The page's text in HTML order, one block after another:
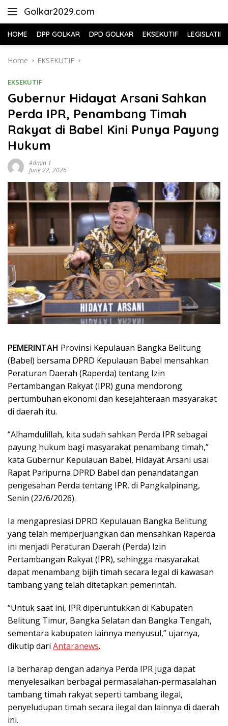
Golkar2029.com
HOME DPP GOLKAR DPD GOLKAR EKSEKUTIF LEGISLATIF
Home EKSEKUTIF
EKSEKUTIF
Gubernur Hidayat Arsani Sahkan
Perda IPR, Penambang Timah
Rakyat di Babel Kini Punya Payung
Hukum
Admin 1
June 22, 2026
PEMERINTAH Provinsi Kepulauan Bangka Belitung
(Babel) bersama DPRD Kepulauan Babel mensahkan
Peraturan Daerah (Raperda) tentang Izin
Pertambangan Rakyat (IPR) guna mendorong
pertumbuhan ekonomi dan kesejahteraan masyarakat
di daerah itu.
“Alhamdulillah, kita sudah sahkan Perda IPR sebagai
payung hukum bagi masyarakat penambang timah,”
kata Gubernur Kepulauan Babel, Hidayat Arsani usai
Rapat Paripurna DPRD Babel dan penandatangan
pengesahan Perda tentang IPR, di Pangkalpinang,
Senin (22/6/2026).
Ia mengapresiasi DPRD Kepulauan Bangka Belitung
yang telah memperjuangkan dan mensahkan Raperda
ini menjadi Peraturan Daerah (Perda) Izin
Pertambangan Rakyat (IPR), sehingga masyarakat
dapat menambang bijih timah secara legal di kawasan
tambang yang telah ditetapkan pemerintah.
“Untuk saat ini, IPR diperuntukkan di Kabupaten
Belitung Timur, Bangka Selatan dan Bangka Tengah,
sementara kabupaten lainnya menyusul,” ujarnya,
dikutip dari Antaranews.
Ia berharap dengan adanya Perda IPR juga dapat
menyelesaikan berbagai permasalahan-permasalahan
tambang timah rakyat seperti tambang ilegal,
penyeludupan timah secara ilegal dan lainnya di daerah
ini.